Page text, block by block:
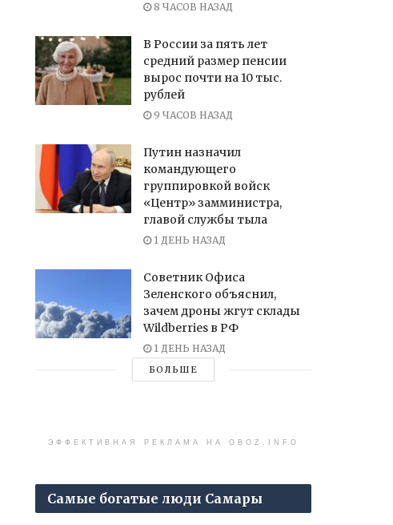
8 ЧАСОВ НАЗАД
В России за пять лет
средний размер пенсии
вырос почти на 10 тыс.
рублей
9 ЧАСОВ НАЗАД
Путин назначил
командующего
группировкой войск
«Центр» замминистра,
главой службы тыла
1 ДЕНЬ НАЗАД
Советник Офиса
Зеленского объяснил,
зачем дроны жгут склады
Wildberries в РФ
1 ДЕНЬ НАЗАД
БОЛЬШЕ
ЭФФЕКТИВНАЯ РЕКЛАМА НА OBOZ.INFO
Самые богатые люди Самары